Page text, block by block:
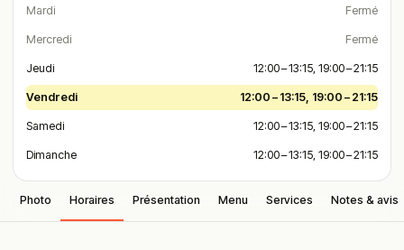
Mardi Fermé
Mercredi Fermé
Jeudi 12:00 – 13:15, 19:00 – 21:15
Vendredi 12:00 – 13:15, 19:00 – 21:15
Samedi 12:00 – 13:15, 19:00 – 21:15
Dimanche 12:00 – 13:15, 19:00 – 21:15
Photo Horaires Présentation Menu Services Notes & avis